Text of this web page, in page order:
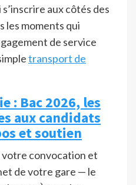
aux côtés des
les moments qui
de service
transport de
: Bac 2026, les
aux candidats
et soutien
votre convocation et
de votre gare — le